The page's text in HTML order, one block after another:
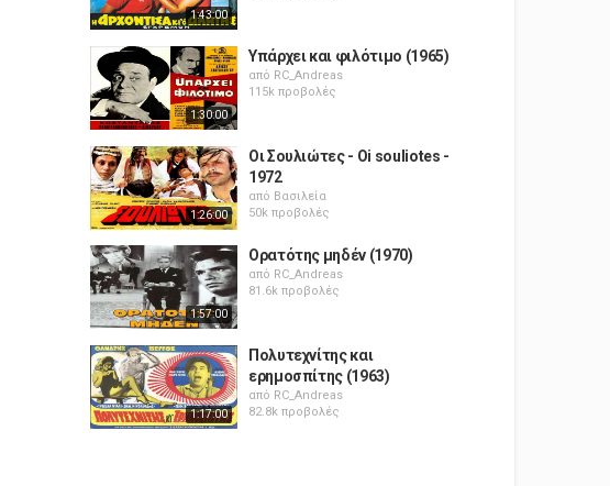
1:43:00
1:30:00
Υπάρχει και φιλότιμο (1965)
από RC_Andreas
115k προβολές
1:26:00
Οι Σουλιώτες - Oi souliotes -
1972
από Βασιλεία
50k προβολές
1:57:00
Ορατότης μηδέν (1970)
από RC_Andreas
81.6k προβολές
1:17:00
Πολυτεχνίτης και
ερημοσπίτης (1963)
από RC_Andreas
82.8k προβολές